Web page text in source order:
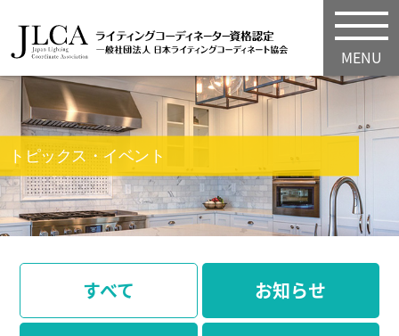
MENU
トピックス・イベント
すべて お知らせ